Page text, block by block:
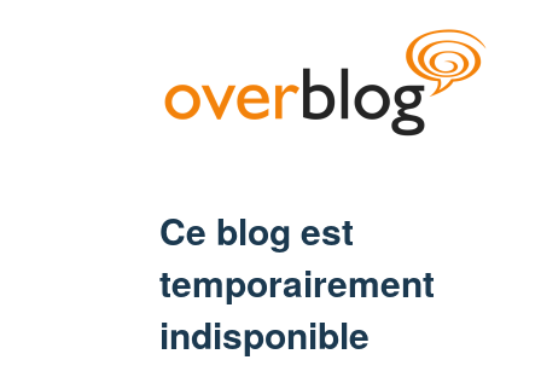
Ce blog est
temporairement
indisponible